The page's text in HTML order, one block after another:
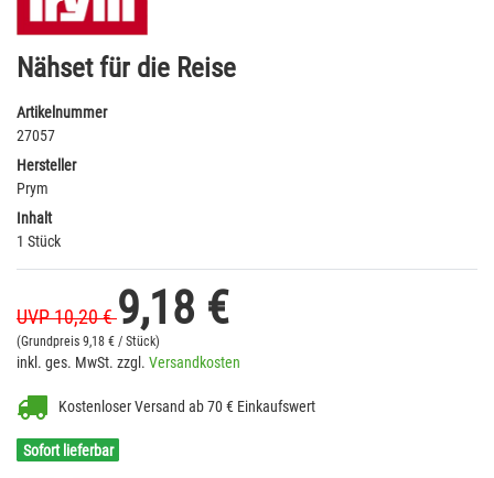
Nähset für die Reise
Artikelnummer
27057
Hersteller
Prym
Inhalt
1 Stück
UVP 10,20 €9,18 €
(Grundpreis 9,18 € / Stück)
inkl. ges. MwSt. zzgl. Versandkosten
Kostenloser Versand ab 70 € Einkaufswert
Sofort lieferbar